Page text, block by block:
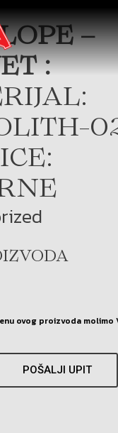
–
:
ovog proizvoda molimo
POŠALJI UPIT